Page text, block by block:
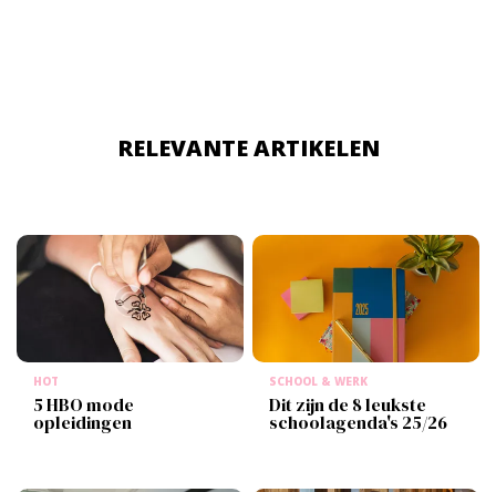
RELEVANTE ARTIKELEN
HOT
5 HBO mode
opleidingen
SCHOOL & WERK
Dit zijn de 8 leukste
schoolagenda's 25/26